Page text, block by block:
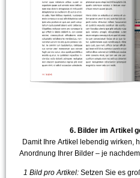
6. Bilder im Artikel
Damit Ihre Artikel lebendig wirken,
Anordnung Ihrer Bilder – je
1 Bild pro Artikel:Setzen Sie es